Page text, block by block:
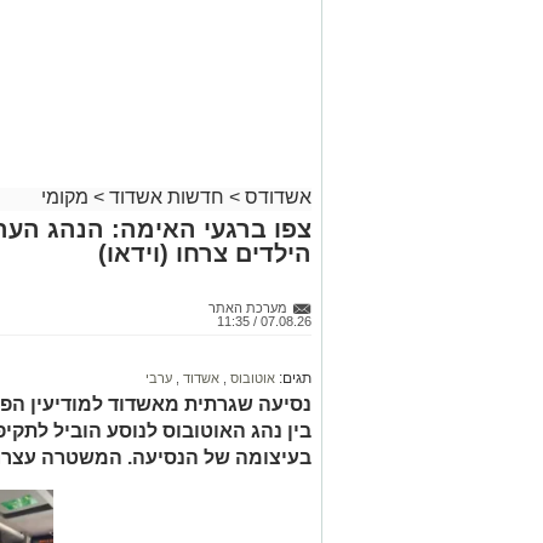
אשדודס > חדשות אשדוד > מקומי
צפו ברגעי האימה: הנהג
הילדים צרחו (וידאו)
מערכת האתר
07.08.26 / 11:35
תגים: אוטובוס אשדוד ערבי
נסיעה שגרתית מאשדוד למודיעין
בין נהג האוטובוס לנוסע הוביל
בעיצומה של הנסיעה. המשטרה